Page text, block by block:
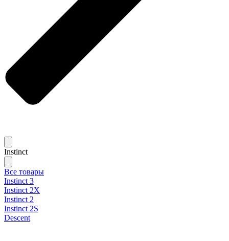
Instinct
Все товары
Instinct 3
Instinct 2X
Instinct 2
Instinct 2S
Descent